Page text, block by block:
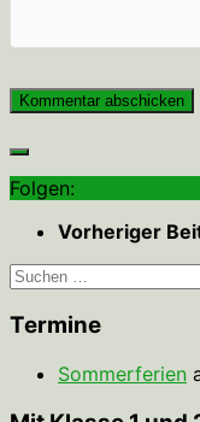
Folgen:
Vorheriger
Suchen
nach:
Termine
Sommerferien